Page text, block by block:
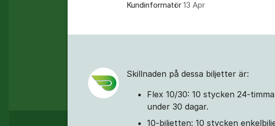
Kundinformatör 13 Apr
Skillnaden på dessa biljetter är:
Flex 10/30: 10 stycken 24-
under 30 dagar.
10-biljetten: 10 stycken